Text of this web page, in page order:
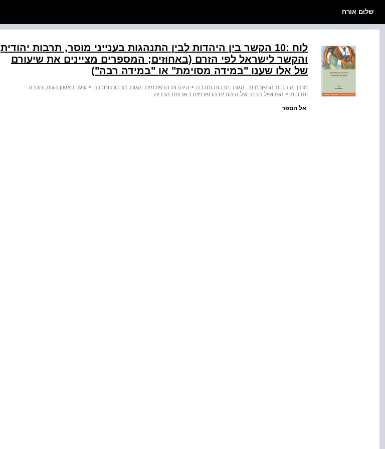
שלום אורח
לוח :10 הקשר בין היהדות לבין התנהגות בענייני מוסר, תרבות יהודית
והקשר לישראל לפי הזרם (באחוזים; המספרים מציינים את שיעורם
של אלו שענו "במידה מסוימת" או "במידה רבה")
מתוך:היהדות הרפורמית : הגות, תרבות וחברה > היהדות הרפורמית: הגות, תרבות וחברה > שער ראשון הגות, חברה
ותרבות > הפרופיל הדתי של היהודים הרפורמים בארצות הברית
אל הספר